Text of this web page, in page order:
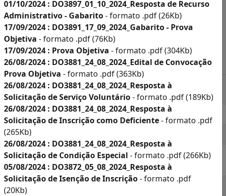
Em Andamento Encerrados
01/10/2024 : DO3897_01_10_2024_Resposta de Recurso
Administrativo - Gabarito- formato .pdf (26Kb)
17/09/2024 : DO3891_17_09_2024_Gabarito - Prova
Objetiva - formato .pdf (76Kb)
17/09/2024 : Prova Objetiva - formato .pdf (304Kb)
26/08/2024 : DO3881_24_08_2024_Edital de Convocação
Prova Objetiva - formato .pdf (363Kb)
26/08/2024 : DO3881_24_08_2024_Resposta à
Solicitação de Serviço Voluntário- formato .pdf (189Kb)
26/08/2024 : DO3881_24_08_2024_Resposta à
Solicitação de Inscrição como Deficiente- formato .pdf
(265Kb)
26/08/2024 : DO3881_24_08_2024_Resposta à
Solicitação de Condição Especial - formato .pdf (266Kb)
05/08/2024 : DO3872_05_08_2024_Resposta à
Solicitação de Isenção de Inscrição- formato .pdf
(20Kb)
Inscritos Edital Convocados
328
41 18/2012
143